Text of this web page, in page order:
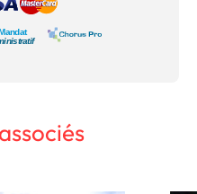
associés